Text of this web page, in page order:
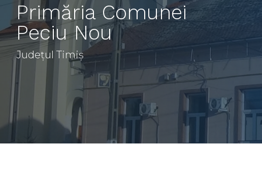
Primăria Comunei
Peciu Nou
Județul Timiș